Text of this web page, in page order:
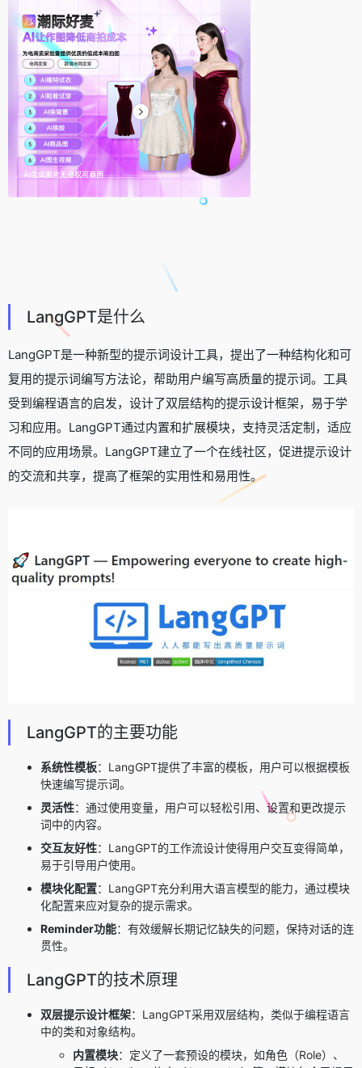
LangGPT是什么
LangGPT是一种新型的提示词设计工具，提出了一种结构化和可
复用的提示词编写方法论，帮助用户编写高质量的提示词。工具
受到编程语言的启发，设计了双层结构的提示设计框架，易于学
习和应用。LangGPT通过内置和扩展模块，支持灵活定制，适应
不同的应用场景。LangGPT建立了一个在线社区，促进提示设计
的交流和共享，提高了框架的实用性和易用性。
LangGPT的主要功能
系统性模板：LangGPT提供了丰富的模板，用户可以根据模板
快速编写提示词。
灵活性：通过使用变量，用户可以轻松引用、设置和更改提示
词中的内容。
交互友好性：LangGPT的工作流设计使得用户交互变得简单，
易于引导用户使用。
模块化配置：LangGPT充分利用大语言模型的能力，通过模块
化配置来应对复杂的提示需求。
Reminder功能：有效缓解长期记忆缺失的问题，保持对话的连
贯性。
LangGPT的技术原理
双层提示设计框架： LangGPT采用双层结构，类似于编程语言
中的类和对象结构。
内置模块：定义了一套预设的模块，如角色（Role）、